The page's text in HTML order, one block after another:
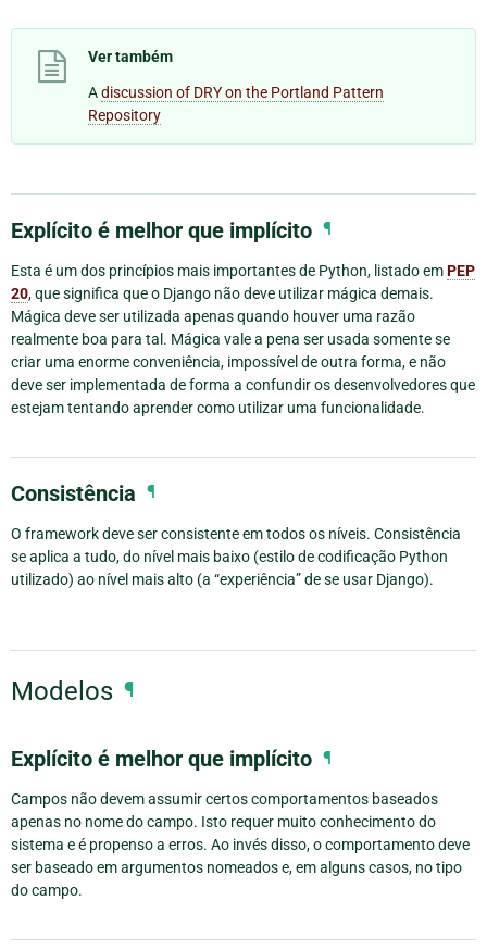
Ver também
Adiscussion of DRY on the Portland Pattern
Repository
Explícito é melhor que implícito ¶
Esta é um dos princípios mais importantes de Python, listado emPEP
20, que significa que o Django não deve utilizar mágica demais.
Mágica deve ser utilizada apenas quando houver uma razão
realmente boa para tal. Mágica vale a pena ser usada somente se
criar uma enorme conveniência, impossível de outra forma, e não
deve ser implementada de forma a confundir os desenvolvedores que
estejam tentando aprender como utilizar uma funcionalidade.
Consistência ¶
O framework deve ser consistente em todos os níveis. Consistência
se aplica a tudo, do nível mais baixo (estilo de codificação Python
utilizado) ao nível mais alto (a “experiência” de se usar Django).
Modelos ¶
Explícito é melhor que implícito ¶
Campos não devem assumir certos comportamentos baseados
apenas no nome do campo. Isto requer muito conhecimento do
sistema e é propenso a erros. Ao invés disso, o comportamento deve
ser baseado em argumentos nomeados e, em alguns casos, no tipo
do campo.